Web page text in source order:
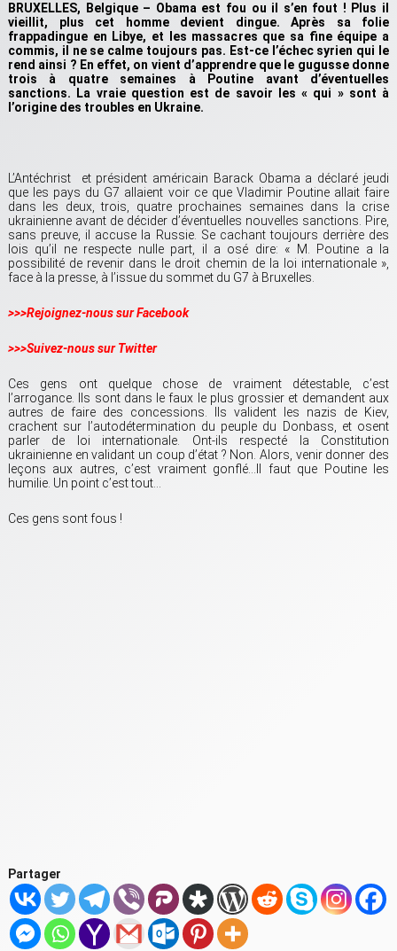
BRUXELLES, Belgique – Obama est fou ou il s’en fout ! Plus il
vieillit, plus cet homme devient dingue. Après sa folie
frappadingue en Libye, et les massacres que sa fine équipe a
commis, il ne se calme toujours pas. Est-ce l’échec syrien qui le
rend ainsi ? En effet, on vient d’apprendre que le gugusse donne
trois à quatre semaines à Poutine avant d’éventuelles
sanctions. La vraie question est de savoir les « qui » sont à
l’origine des troubles en Ukraine.
L’Antéchrist et président américain Barack Obama a déclaré jeudi
que les pays du G7 allaient voir ce que Vladimir Poutine allait faire
dans les deux, trois, quatre prochaines semaines dans la crise
ukrainienne avant de décider d’éventuelles nouvelles sanctions. Pire,
sans preuve, il accuse la Russie. Se cachant toujours derrière des
lois qu’il ne respecte nulle part, il a osé dire: « M. Poutine a la
possibilité de revenir dans le droit chemin de la loi internationale »,
face à la presse, à l’issue du sommet du G7 à Bruxelles.
>>>Rejoignez-nous sur Facebook
>>>Suivez-nous sur Twitter
Ces gens ont quelque chose de vraiment détestable, c’est
l’arrogance. Ils sont dans le faux le plus grossier et demandent aux
autres de faire des concessions. Ils valident les nazis de Kiev,
crachent sur l’autodétermination du peuple du Donbass, et osent
parler de loi internationale. Ont-ils respecté la Constitution
ukrainienne en validant un coup d’état ? Non. Alors, venir donner des
leçons aux autres, c’est vraiment gonflé…Il faut que Poutine les
humilie. Un point c’est tout…
Ces gens sont fous !
Partager